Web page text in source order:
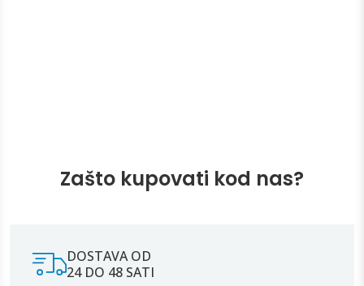
Zašto kupovati kod nas?
DOSTAVA OD
24 DO 48 SATI